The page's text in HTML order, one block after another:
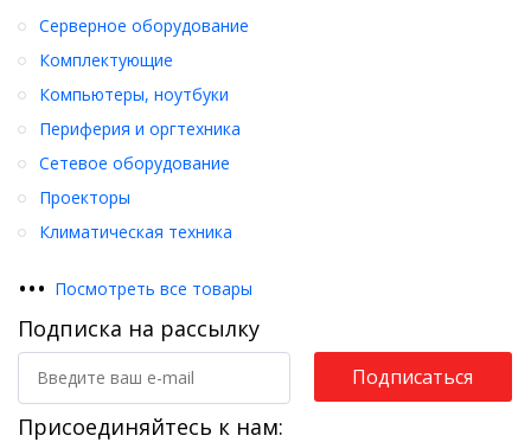
Серверное оборудование
Комплектующие
Компьютеры, ноутбуки
Периферия и оргтехника
Сетевое оборудование
Проекторы
Климатическая техника
••• Посмотреть все товары
Подписка на рассылку
Подписаться
Присоединяйтесь к нам: